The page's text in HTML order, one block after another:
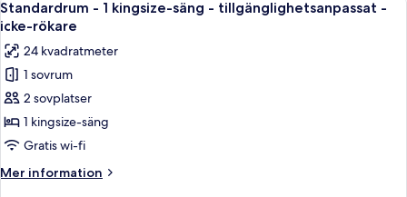
queensize-
säng
tillgänglighetsanpassat
icke-
rökare
alla
foton
för
Standardrum
-
1
kingsize-
säng
-
3
Standardrum - 1 kingsize-säng - tillgänglighetsanpassat -
icke-rökare
24 kvadratmeter
1 sovrum
2 sovplatser
1 kingsize-säng
Gratis wi-fi
Mer information
Mer